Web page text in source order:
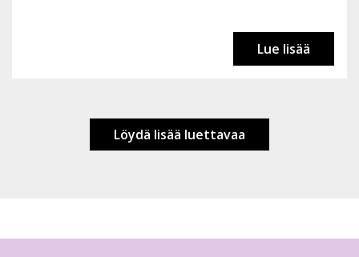
Lue lisää
Löydä lisää luettavaa